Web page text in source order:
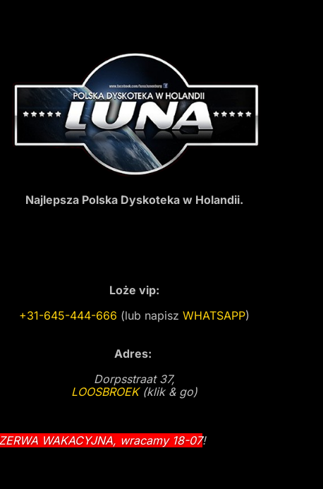
Najlepsza Polska Dyskoteka w Holandii.
Loże vip:
+31-645-444-666 (lub napisz WHATSAPP)
Adres:
Dorpsstraat 37,
LOOSBROEK(klik & go)
WAKACYJNA, wracamy 18-07!